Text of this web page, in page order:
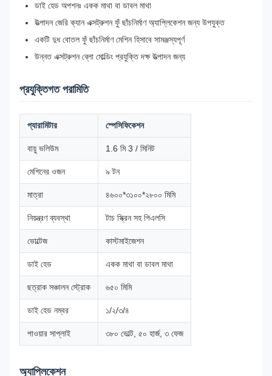
ডাই হেড অপশনঃ একক মাথা বা ডাবল মাথা
উত্পাদন জেরি ক্যান এক্সট্রুশন ফুঁ ছাঁচনির্মাণ অ্যাপ্লিকেশন জন্য উপযুক্ত
একটি দুধ বোতল ফুঁ ছাঁচনির্মাণ মেশিন হিসাবে সামঞ্জস্যপূর্ণ
উন্নত এক্সট্রুশন ব্লো মোল্ডিং প্রযুক্তি দক্ষ উত্পাদন জন্য
প্রযুক্তিগত পরামিতি
প্যারামিটার স্পেসিফিকেশন
বায়ু ভলিউম 1.6 মি 3 / মিনিট
মেশিনের ওজন ৯ টন
মাত্রা ৪৬০০*৩১০০*২৮০০ মিমি
নিয়ন্ত্রণ ব্যবস্থা টাচ স্ক্রিন সহ পিএলসি
ভোল্টেজ কাস্টমাইজেশন
ডাই হেড একক মাথা বা ডাবল মাথা
ছত্রাক সঞ্চালন স্ট্রোক ৬৫০ মিমি
ডাই হেড নম্বর ১/২/৩/৪
পাওয়ার সাপ্লাই ৩৮০ ভোল্ট, ৫০ হার্জ, ৩ ফেজ
অ্যাপ্লিকেশন